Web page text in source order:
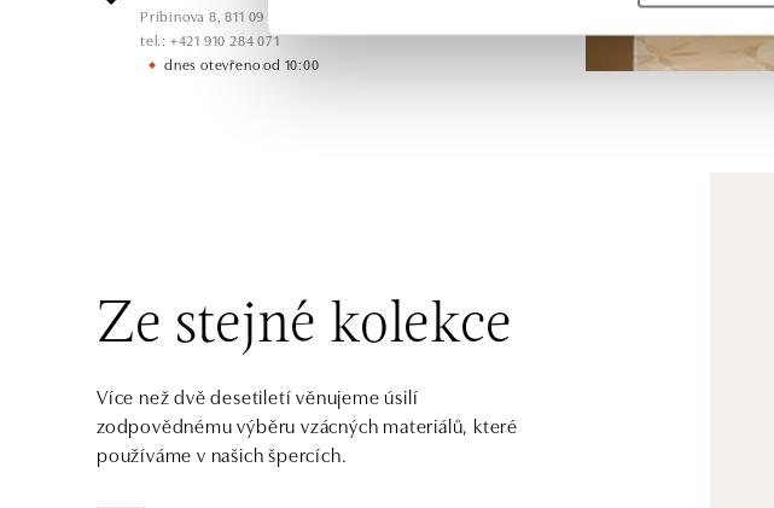
Pribinova 8, 811 09 Bratislava
tel.: +421 910 284 071
dnes otevřeno od 10:00
Einsteinova 18, 851 01 Bratislava
tel.: +421 917 090 891
dnes otevřeno od 09:00
Ze stejné kolekce
Více než dvě desetiletí věnujeme úsilí
zodpovědnému výběru vzácných materiálů, které
používáme v našich špercích.